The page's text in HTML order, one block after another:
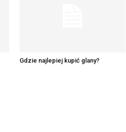
Gdzie najlepiej kupić glany?